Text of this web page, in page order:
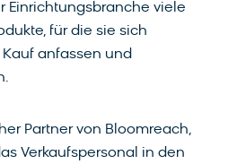
Einrichtungsbranche viele
für die sie sich
anfassen und
Partner von Bloomreach,
Verkaufspersonal in den